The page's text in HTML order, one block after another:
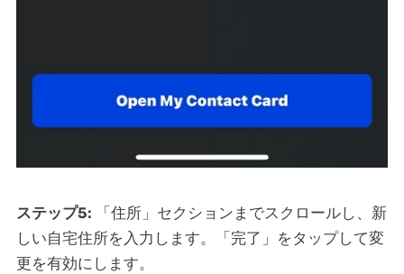
ステップ5:
「住所」セクションまでスクロールし、新
しい自宅住所を入力します。「完了」をタップして変
更を有効にします。